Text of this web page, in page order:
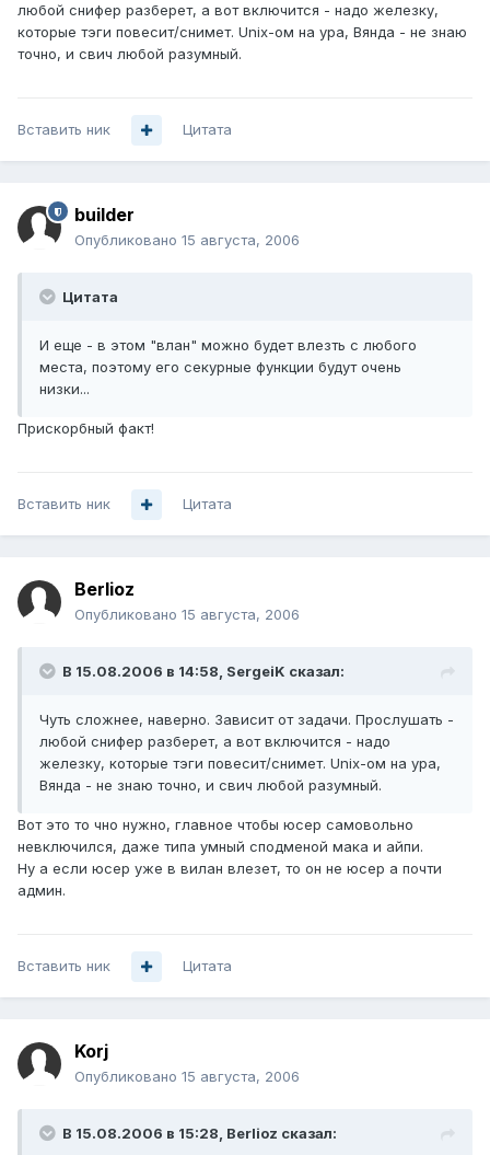
любой снифер разберет, а вот включится - надо железку,
которые тэги повесит/снимет. Unix-ом на ура, Вянда - не знаю
точно, и свич любой разумный.
Вставить ник Цитата
builder
Опубликовано 15 августа, 2006
Цитата
И еще - в этом "влан" можно будет влезть с любого
места, поэтому его секурные функции будут очень
низки...
Прискорбный факт!
Вставить ник Цитата
Berlioz
Опубликовано 15 августа, 2006
В 15.08.2006 в 14:58, SergeiK сказал:
Чуть сложнее, наверно. Зависит от задачи. Прослушать -
любой снифер разберет, а вот включится - надо
железку, которые тэги повесит/снимет. Unix-ом на ура,
Вянда - не знаю точно, и свич любой разумный.
Вот это то чно нужно, главное чтобы юсер самовольно
невключился, даже типа умный сподменой мака и айпи.
Ну а если юсер уже в вилан влезет, то он не юсер а почти
админ.
Вставить ник Цитата
Korj
Опубликовано 15 августа, 2006
В 15.08.2006 в 15:28, Berlioz сказал: